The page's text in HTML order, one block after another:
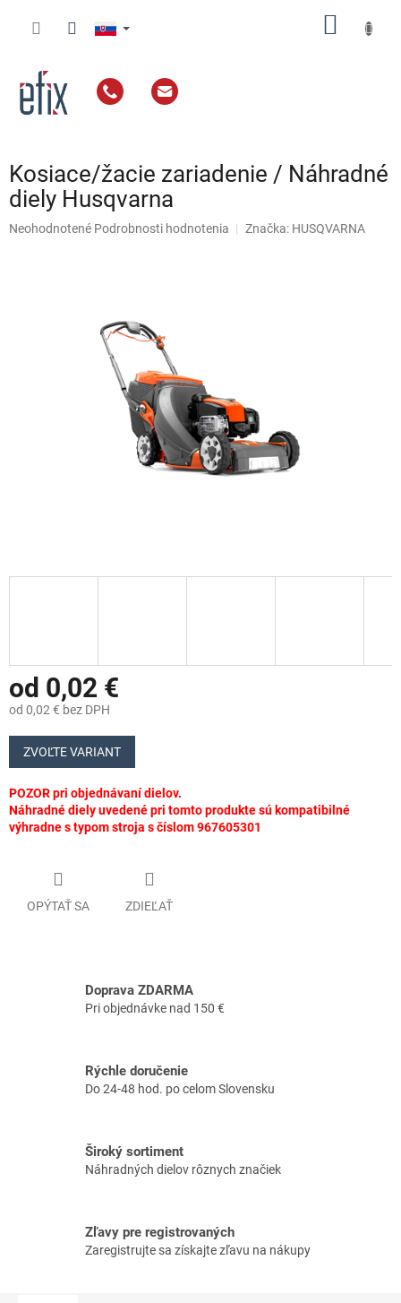
Kosiace/žacie zariadenie / Náhradné
diely Husqvarna
Priemerné
Neohodnotené Podrobnosti hodnotenia Značka: HUSQVARNA
od 0,02 €
od 0,02 € bez DPH
Jednotková
cena:
ZVOĽTE VARIANT
POZOR pri objednávaní dielov.
Náhradné diely uvedené pri tomto produkte sú kompatibilné
výhradne s typom stroja s číslom 967605301
OPÝTAŤ SA ZDIEĽAŤ
Doprava ZDARMA
Pri objednávke nad 150 €
Rýchle doručenie
Do 24-48 hod. po celom Slovensku
Široký sortiment
Náhradných dielov rôznych značiek
Zľavy pre registrovaných
Zaregistrujte sa získajte zľavu na nákupy